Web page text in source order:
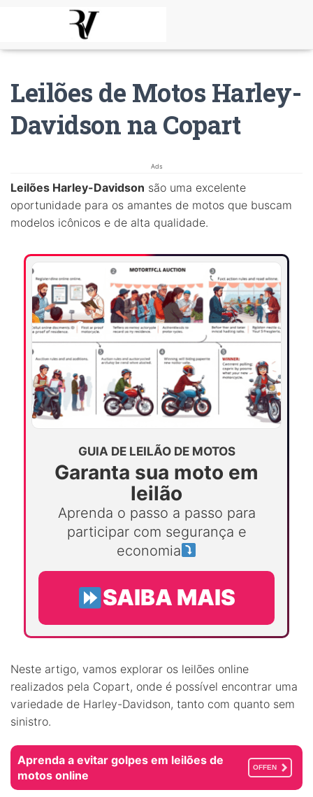
Leilões de Motos Harley-
Davidson na Copart
Ads
Leilões Harley-Davidson são uma excelente
oportunidade para os amantes de motos que buscam
modelos icônicos e de alta qualidade.
GUIA DE LEILÃO DE MOTOS
Garanta sua moto em
leilão
Aprenda o passo a passo para
participar com segurança e
economia
SAIBA MAIS
Neste artigo, vamos explorar os leilões online
realizados pela Copart, onde é possível encontrar uma
variedade de Harley-Davidson, tanto com quanto sem
sinistro.
Aprenda a evitar golpes em leilões de
motos online
OFFEN